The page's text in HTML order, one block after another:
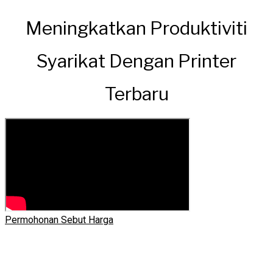
Meningkatkan Produktiviti
Syarikat Dengan Printer
Terbaru
Permohonan Sebut Harga